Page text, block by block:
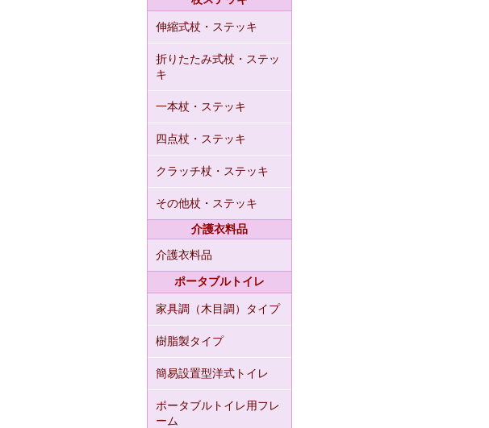
伸縮式杖・ステッキ
折りたたみ式杖・ステッ
キ
一本杖・ステッキ
四点杖・ステッキ
クラッチ杖・ステッキ
その他杖・ステッキ
介護衣料品
介護衣料品
ポータブルトイレ
家具調（木目調）タイプ
樹脂製タイプ
簡易設置型洋式トイレ
ポータブルトイレ用フレ
ーム